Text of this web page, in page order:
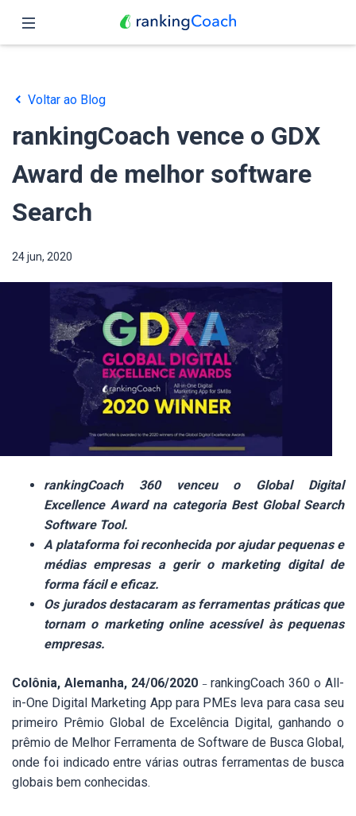
Funções
Preços
Parceiros
Blog
Português
Voltar ao Blog
rankingCoach vence o GDX
Award de melhor software
Search
24 jun, 2020
rankingCoach 360 venceu o Global Digital
Excellence Award na categoria Best Global Search
Software Tool.
A plataforma foi reconhecida por ajudar pequenas e
médias empresas a gerir o marketing digital de
forma fácil e eficaz.
Os jurados destacaram as ferramentas práticas que
tornam o marketing online acessível às pequenas
empresas.
Colônia, Alemanha, 24/06/2020 –rankingCoach 360 o All-
in-One Digital Marketing App para PMEs leva para casa seu
primeiro Prêmio Global de Excelência Digital, ganhando o
prêmio de Melhor Ferramenta de Software de Busca Global,
onde foi indicado entre várias outras ferramentas de busca
globais bem conhecidas.